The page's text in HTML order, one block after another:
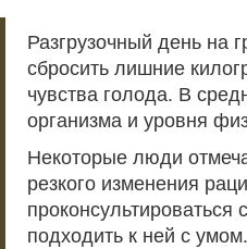
Разгрузочный день на
сбросить лишние
чувства голода. В
организма и уровня
Некоторые люди
резкого изменения
подходить к ней с умом.